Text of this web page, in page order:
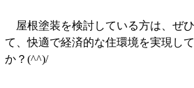
屋根塗装を検討している方は、ぜ
て、快適で経済的な住環境を実現し
か？(^^)/